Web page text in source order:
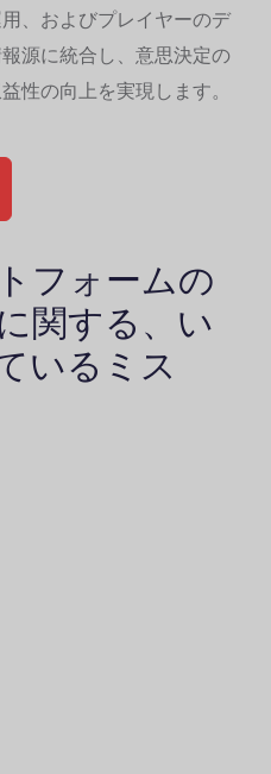
、およびプレイヤーのデ
源に統合し、意思決定の
性の向上を実現します。
フォームの
関する、い
いるミス